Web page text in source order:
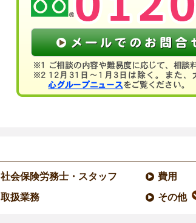
社会保険労務士・スタッフ
取扱業務
費用
その他